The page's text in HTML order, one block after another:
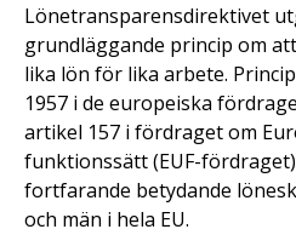
Lönetransparensdirektivet
grundläggande princip om
lika lön för lika arbete.
1957 i de europeiska
artikel 157 i fördraget om
funktionssätt (EUF-
fortfarande betydande
och män i hela EU.